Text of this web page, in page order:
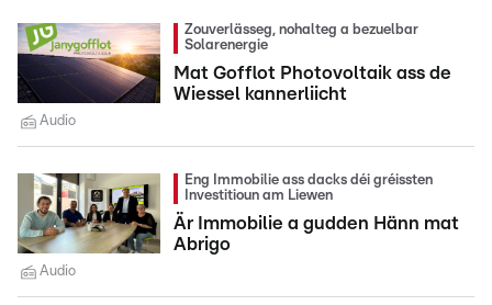
Zouverlässeg, nohalteg a bezuelbar
Solarenergie
Mat Gofflot Photovoltaik ass de
Wiessel kannerliicht
Audio
Eng Immobilie ass dacks déi gréissten
Investitioun am Liewen
Är Immobilie a gudden Hänn mat
Abrigo
Audio